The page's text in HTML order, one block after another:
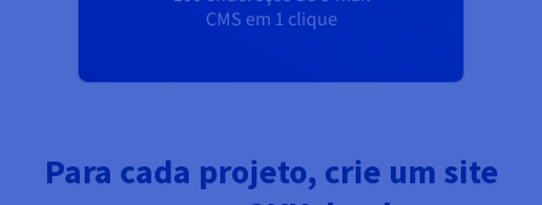
CMS em 1 clique
Para cada projeto, crie um site